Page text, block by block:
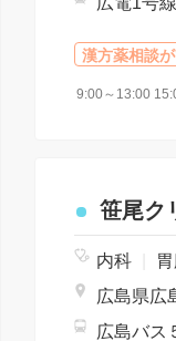
漢方薬相談
笹尾ク
内科
広島県広